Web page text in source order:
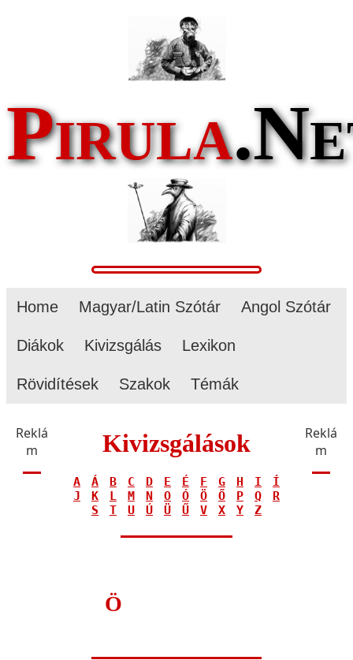
Pirula
Home Magyar/Latin Szótár Angol Szótár
Diákok Kivizsgálás Lexikon
Rövidítések Szakok Témák
Reklá
m
Kivizsgálások
A Á B C D E É F G H I
Í
J
K L M N O Ó Ö Ő P Q
R
S
T U Ú Ü Ű V X Y Z
ö
Reklá
m